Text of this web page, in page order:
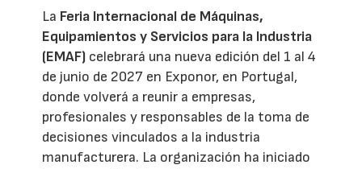
La Feria Internacional de Máquinas,
Equipamientos y Servicios para la Industria
(EMAF) celebrará una nueva edición del 1 al 4
de junio de 2027 en Exponor, en Portugal,
donde volverá a reunir a empresas,
profesionales y responsables de la toma de
decisiones vinculados a la industria
manufacturera. La organización ha iniciado